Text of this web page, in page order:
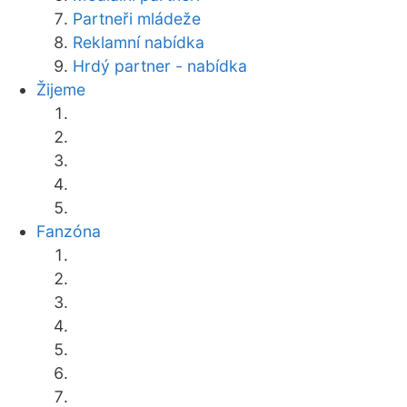
Partneři mládeže
Reklamní nabídka
Hrdý partner - nabídka
Žijeme
Fanzóna